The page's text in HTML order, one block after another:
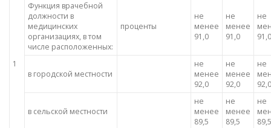
1
Функция врачебной
должности в
медицинских
организациях, в том
числе расположенных:
проценты
не
менее
91,0
не
менее
91,0
не
91,0
в городской местности
не
менее
92,0
не
менее
92,0
не
92,0
в сельской местности
не
менее
89,5
не
менее
89,5
не
89,5